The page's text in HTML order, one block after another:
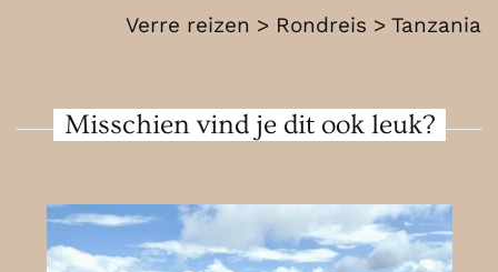
Verre reizen > Rondreis > Tanzania
Misschien vind je dit ook leuk?